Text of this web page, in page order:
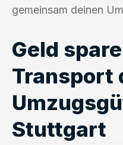
gemeinsam deinen
Geld
Transport
Stuttgart